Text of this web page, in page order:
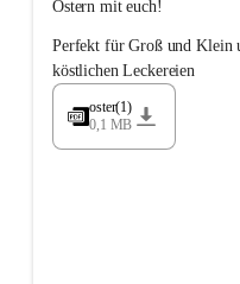
r
G
ü
e
Ostern mit euch!
Perfekt für Groß und Klein
köstlichen Leckereien
oster(1)
0,1 MB